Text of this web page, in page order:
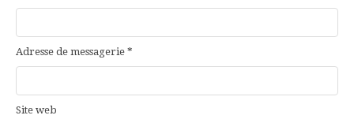
Adresse de messagerie *
Site web